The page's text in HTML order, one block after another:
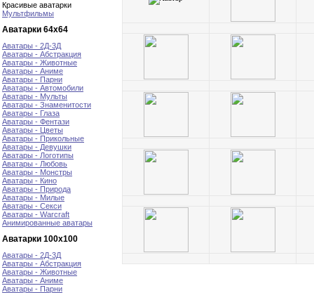
Красивые аватарки
Мультфильмы
Аватарки 64х64
Аватары - 2Д-3Д
Аватары - Абстракция
Аватары - Животные
Аватары - Аниме
Аватары - Парни
Аватары - Автомобили
Аватары - Мульты
Аватары - Знаменитости
Аватары - Глаза
Аватары - Фентази
Аватары - Цветы
Аватары - Прикольные
Аватары - Девушки
Аватары - Логотипы
Аватары - Любовь
Аватары - Монстры
Аватары - Кино
Аватары - Природа
Аватары - Милые
Аватары - Секси
Аватары - Warcraft
Анимированные аватары
Аватарки 100х100
Аватары - 2Д-3Д
Аватары - Абстракция
Аватары - Животные
Аватары - Аниме
Аватары - Парни